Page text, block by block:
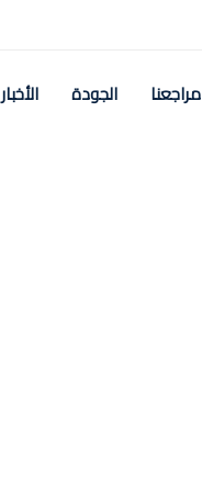
مراجعنا الجودة الأخبار